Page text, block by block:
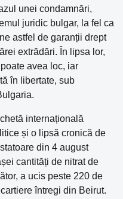
unei condamnări,
juridic bulgar, la fel ca
astfel de garanții drept
extrădări. În lipsa lor,
avea loc, iar
în libertate, sub
internațională
și o lipsă cronică de
din 4 august
cantități de nitrat de
a ucis peste 220 de
întregi din Beirut.